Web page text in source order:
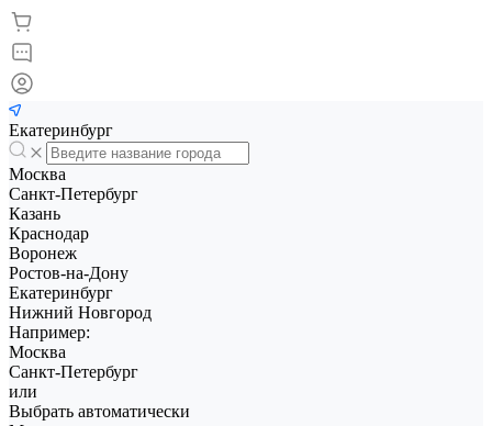
Екатеринбург
Москва
Санкт-Петербург
Казань
Краснодар
Воронеж
Ростов-на-Дону
Екатеринбург
Нижний Новгород
Например:
Москва
Санкт-Петербург
или
Выбрать автоматически